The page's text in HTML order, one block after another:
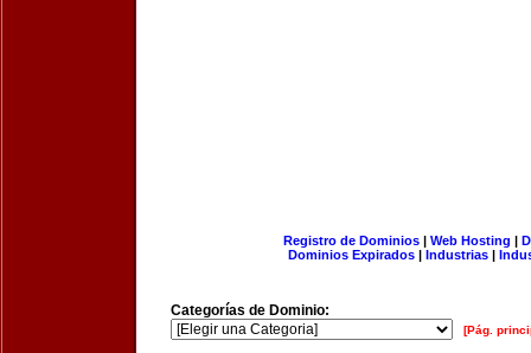
Registro de Dominios| Web Hosting |
Dominios Expirados | Industrias |
Categorías de Dominio:
[Pág.